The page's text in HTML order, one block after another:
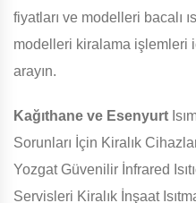
fiyatları ve modelleri bacalı
modelleri kiralama işlemleri
arayın.
Kağıthane ve Esenyurt
Sorunları İçin Kiralık
Yozgat Güvenilir İnfrared
Servisleri Kiralık İnşaat